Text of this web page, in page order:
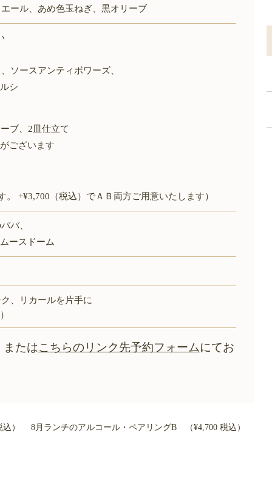
ール、あめ色玉ねぎ、黒オリーブ
ソースアンティボワーズ、
シ
ブ、 2 皿仕立て
ざいます
。 +¥3,700（税込）でＡＢ両方ご用意いたします）
バ、
スドーム
、リカールを片手に
またはこちらのリンク先予約フォームにてお
） 8月ランチのアルコール・ペアリングB （¥4,700 税込）